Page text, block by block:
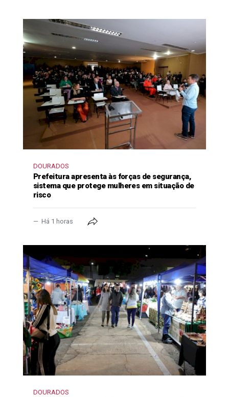
DOURADOS
Prefeitura apresenta às forças de segurança,
sistema que protege mulheres em situação de
risco
Há 1 horas
DOURADOS